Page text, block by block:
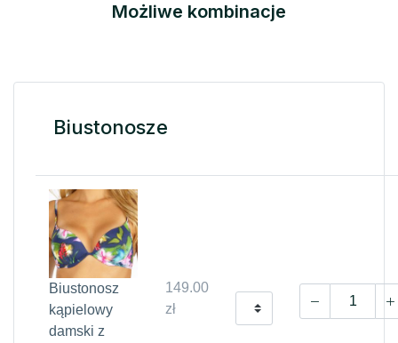
Możliwe kombinacje
Biustonosze
Biustonosz
kąpielowy
damski z
149.00
zł